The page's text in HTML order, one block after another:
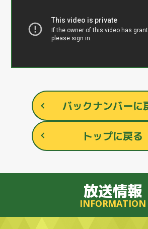
バックナンバーに
トップに戻る
放送情報
INFORMATION